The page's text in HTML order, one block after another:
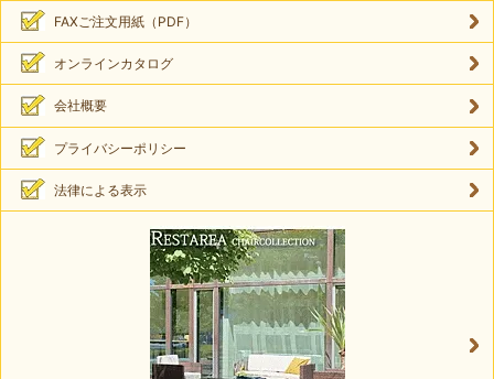
FAXご注文用紙（PDF）
オンラインカタログ
会社概要
プライバシーポリシー
法律による表示